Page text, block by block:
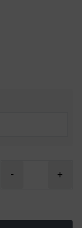
- +